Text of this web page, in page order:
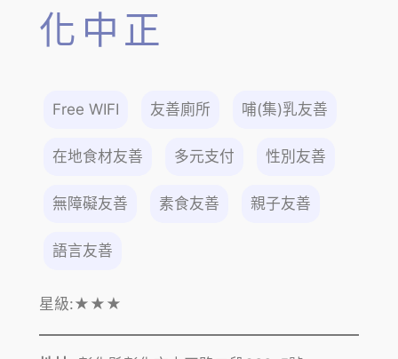
化中正
Free WIFI 友善廁所 哺(集)乳友善
在地食材友善 多元支付 性別友善
無障礙友善 素食友善 親子友善
語言友善
星級:★★★